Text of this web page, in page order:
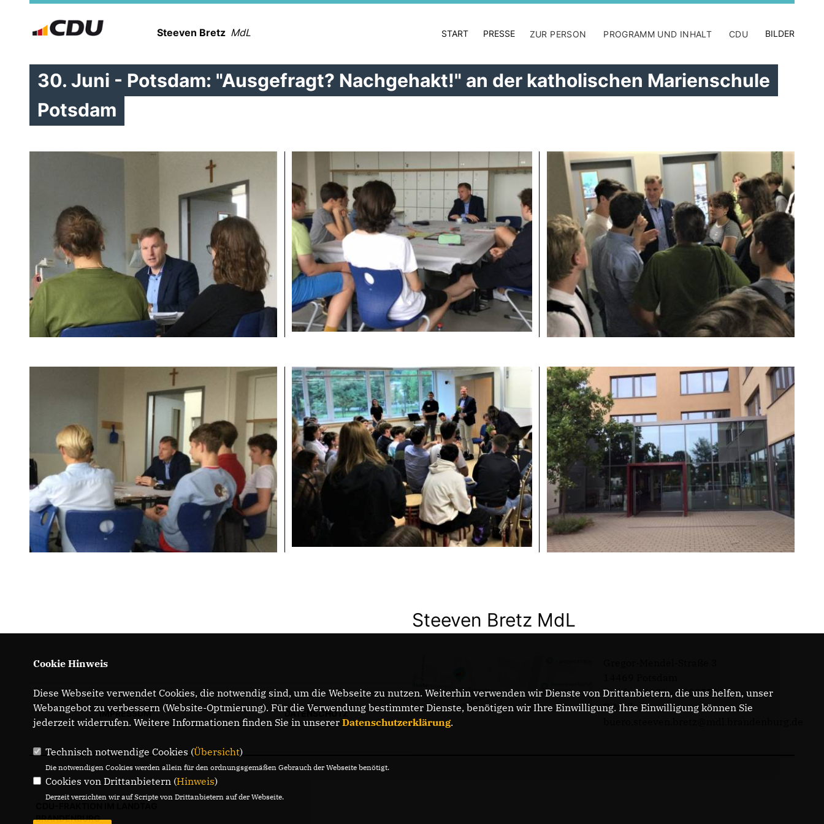
Steeven Bretz MdL START PRESSE ZUR PERSON PROGRAMM UND INHALT CDU BILDER
30. Juni - Potsdam: "Ausgefragt? Nachgehakt!" an der katholischen Marienschule
Potsdam
IMPRESSUM DATENSCHUTZ
Steeven Bretz MdL
Telefon: 0331 - 20085713
E-Mail:
BRANDENBURG
Cookie Hinweis
Diese Webseite verwendet Cookies, die notwendig sind, um die Webseite zu nutzen. Weiterhin verwenden wir Dienste von Drittanbietern, die uns helfen, unser
Webangebot zu verbessern (Website-Optmierung). Für die Verwendung bestimmter Dienste, benötigen wir Ihre Einwilligung. Ihre Einwilligung können Sie
jederzeit widerrufen. Weitere Informationen finden Sie in unserer Datenschutzerklärung.
Technisch notwendige Cookies (Übersicht)
Die notwendigen Cookies werden allein für den ordnungsgemäßen Gebrauch der Webseite benötigt.
Cookies von Drittanbietern (Hinweis)
Derzeit verzichten wir auf Scripte von Drittanbietern auf der Webseite.